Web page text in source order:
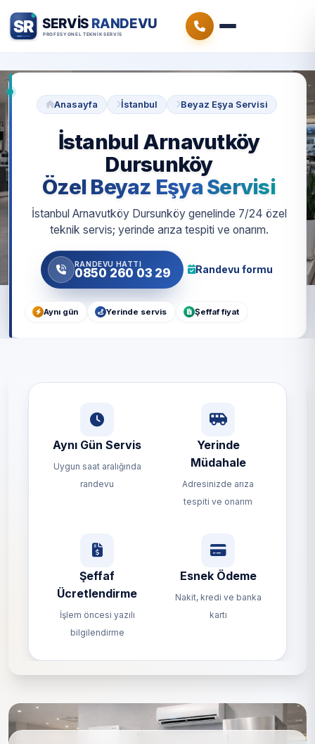
Anasayfa İstanbul Beyaz Eşya Servisi
İstanbul Arnavutköy
Dursunköy
Özel Beyaz Eşya Servisi
İstanbul Arnavutköy Dursunköy genelinde 7/24 özel
teknik servis; yerinde arıza tespiti ve onarım.
RANDEVU HATTI
0850 260 03 29 Randevu formu
Aynı gün Yerinde servis Şeffaf fiyat
Aynı Gün Servis
Uygun saat aralığında
randevu
Yerinde
Müdahale
Adresinizde arıza
tespiti ve onarım
Şeffaf
Ücretlendirme
İşlem öncesi yazılı
bilgilendirme
Esnek Ödeme
Nakit, kredi ve banka
kartı